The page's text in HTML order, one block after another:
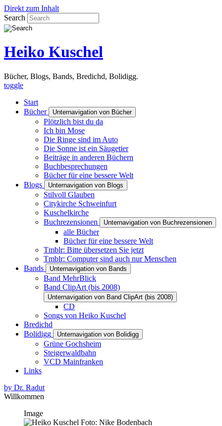
Direkt zum Inhalt
Search
Heiko Kuschel
Bücher, Blogs, Bands, Bredichd, Bolidigg.
toggle
Start
Bücher
Unternavigation von Bücher
Plötzlich bist du da
Ich bin Mose
Die Ringe sind im Auto
Die Sonne ist ein Säugetier
Beiträge in anderen Büchern
Buchbesprechungen
Bücher für eine bessere Welt
Blogs
Unternavigation von Blogs
Stilvoll Glauben
Citykirche Schweinfurt
Kuschelkirche
Buchrezensionen
Unternavigation von Buchrezensionen
alle Bücher
Bücher für eine bessere Welt
Tmblr: Bitte übersetzen Sie jetzt
Tmblr: Computer sind auch nur Menschen
Bands
Unternavigation von Bands
Band MehrBlick
Band ClipArt (bis 2008)
Unternavigation von Band ClipArt (bis 2008)
CD
Songs von Heiko Kuschel
Bredichd
Bolidigg
Unternavigation von Bolidigg
Grüne Gochsheim
Steigerwaldbahn
VCD Mainfranken
Links
by Dr. Radut
Willkommen
Image